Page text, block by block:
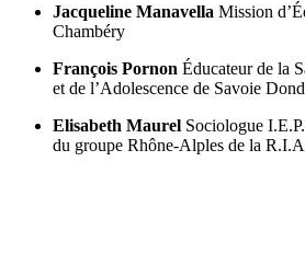
Jacqueline Manavella Mission
Chambéry
François Pornon Éducateur de la
et de l’Adolescence de Savoie
Elisabeth Maurel Sociologue
du groupe Rhône-Alples de la